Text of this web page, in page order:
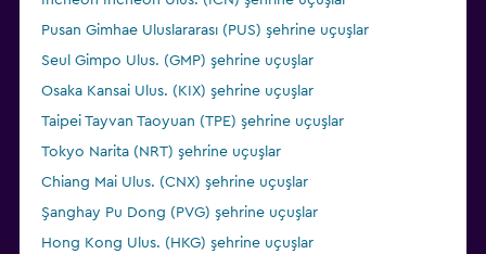
Pusan Gimhae Uluslararası (PUS) şehrine uçuşlar
Seul Gimpo Ulus. (GMP) şehrine uçuşlar
Osaka Kansai Ulus. (KIX) şehrine uçuşlar
Taipei Tayvan Taoyuan (TPE) şehrine uçuşlar
Tokyo Narita (NRT) şehrine uçuşlar
Chiang Mai Ulus. (CNX) şehrine uçuşlar
Şanghay Pu Dong (PVG) şehrine uçuşlar
Hong Kong Ulus. (HKG) şehrine uçuşlar